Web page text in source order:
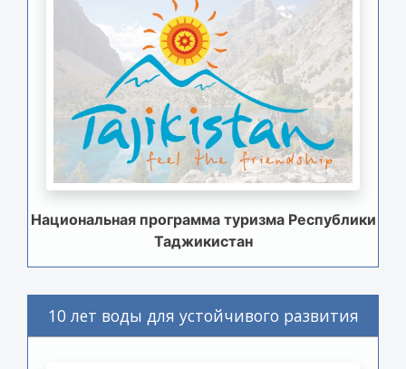
Национальная программа туризма Республики
Таджикистан
10 лет воды для устойчивого развития